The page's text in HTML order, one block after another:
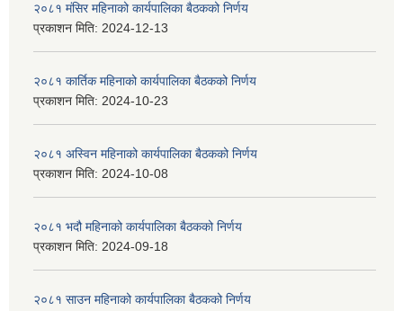
२०८१ मंसिर महिनाको कार्यपालिका बैठकको निर्णय
प्रकाशन मिति: 2024-12-13
२०८१ कार्तिक महिनाको कार्यपालिका बैठकको निर्णय
प्रकाशन मिति: 2024-10-23
२०८१ अस्विन महिनाको कार्यपालिका बैठकको निर्णय
प्रकाशन मिति: 2024-10-08
२०८१ भदौ महिनाको कार्यपालिका बैठकको निर्णय
प्रकाशन मिति: 2024-09-18
२०८१ साउन महिनाको कार्यपालिका बैठकको निर्णय